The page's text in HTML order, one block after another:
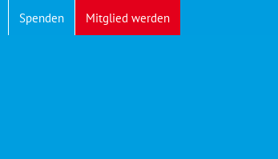
Spenden Mitglied werden